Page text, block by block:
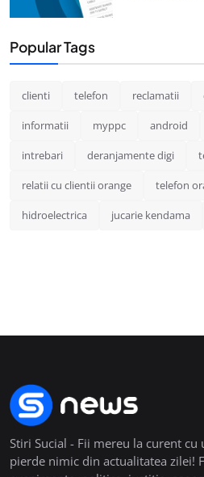
Popular Tags
clienti telefon reclamatii
informatii myppc android
intrebari deranjamente digi
relatii cu clientii orange telefon
hidroelectrica jucarie kendama
Stiri Sucial - Fii mereu la curent
pierde nimic din actualitatea zilei!